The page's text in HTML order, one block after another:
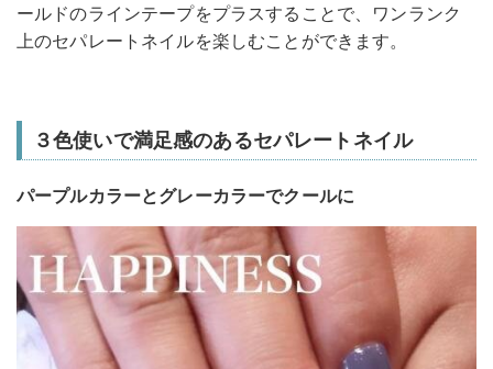
ールドのラインテープをプラスすることで、ワンランク
上のセパレートネイルを楽しむことができます。
３色使いで満足感のあるセパレートネイル
パープルカラーとグレーカラーでクールに